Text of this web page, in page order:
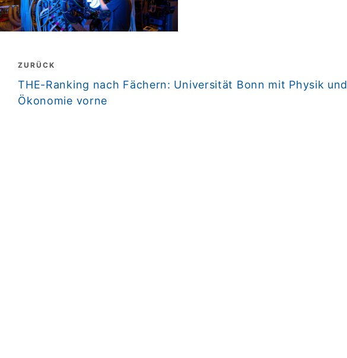
Beitragsnavigation
ZURÜCK
zurück
THE-Ranking nach Fächern: Universität Bonn mit Physik und
Ökonomie vorne